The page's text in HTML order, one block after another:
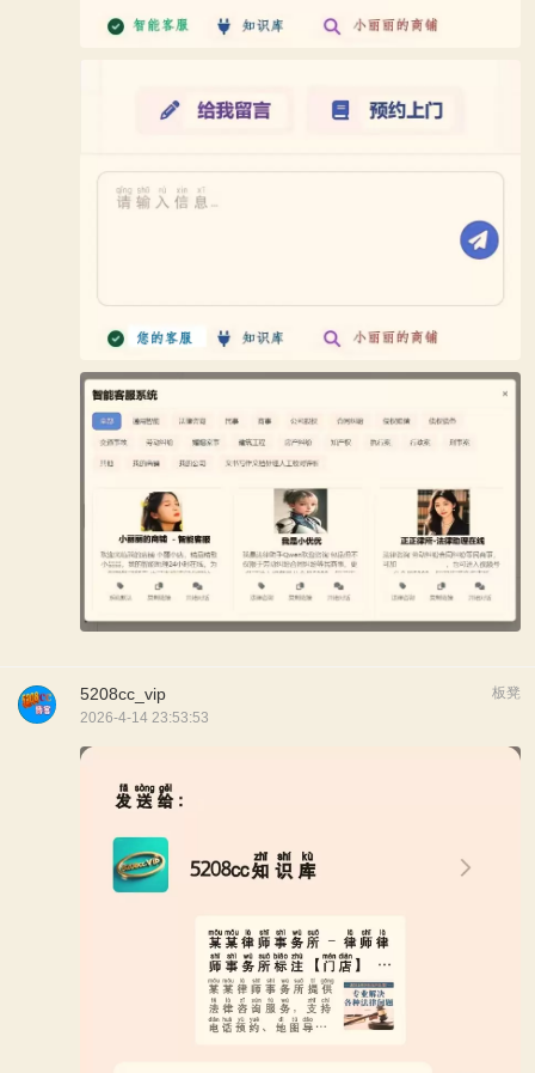
板凳
5208cc_vip
2026-4-14 23:53:53